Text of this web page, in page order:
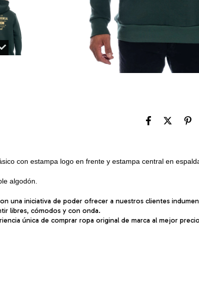
con estampa logo en frente y estampa central en
algodón.
una iniciativa de poder ofrecer a nuestros clientes
libres, cómodos y con onda.
única de comprar ropa original de marca al mejor